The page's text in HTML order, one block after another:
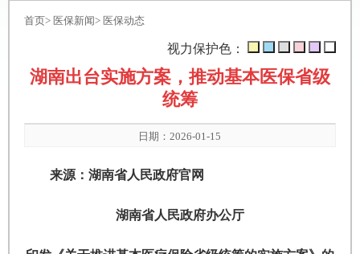
首页> 医保新闻> 医保动态
视力保护色：
湖南出台实施方案，推动基本医保省级
统筹
日期：2026-01-15
来源：湖南省人民政府官网
湖南省人民政府办公厅